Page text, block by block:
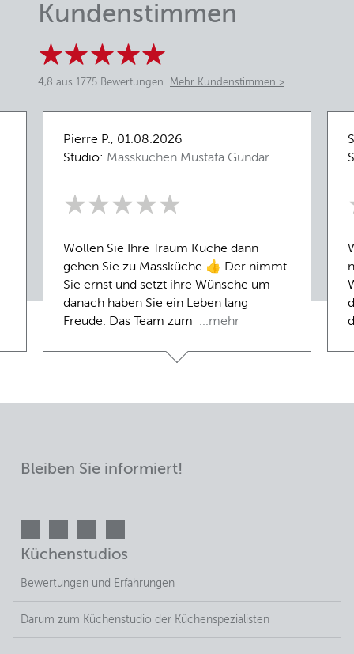
Kundenstimmen
4,8 aus 1775 Bewertungen Mehr Kundenstimmen >
Pierre P., 01.08.2026
Studio: Massküchen Mustafa Gündar
Wollen Sie Ihre Traum Küche dann
gehen Sie zu Massküche.👍 Der nimmt
Sie ernst und setzt ihre Wünsche um
danach haben Sie ein Leben lang
Freude. Das Team zum
...mehr
Küchenstudios
Bewertungen und Erfahrungen
Darum zum Küchenstudio der Küchenspezialisten
Bleiben Sie informiert!